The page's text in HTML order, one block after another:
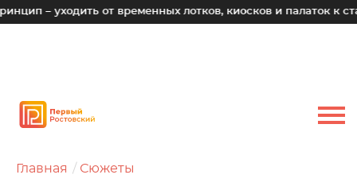
от временных лотков, киосков и палаток к
Главная Сюжеты